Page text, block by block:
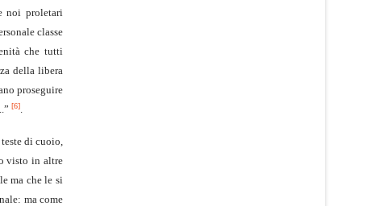
noi proletari
classe
che tutti
della libera
proseguire
[6]
di cuoio,
visto in altre
ma che le si
ma come